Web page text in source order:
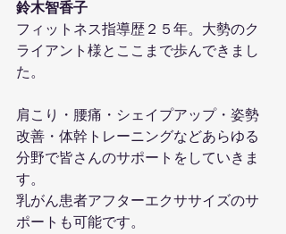
鈴木智香子
フィットネス指導歴２５年。大勢のク
ライアント様とここまで歩んできまし
た。
肩こり・腰痛・シェイプアップ・姿勢
改善・体幹トレーニングなどあらゆる
分野で皆さんのサポートをしていきま
す。
乳がん患者アフターエクササイズのサ
ポートも可能です。